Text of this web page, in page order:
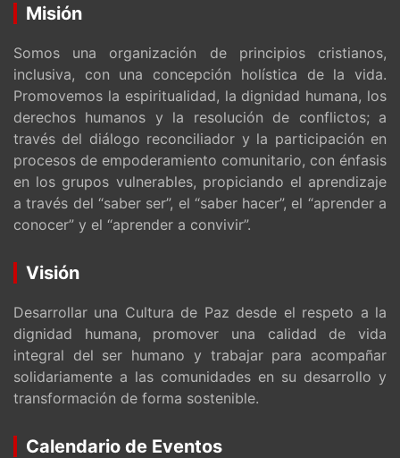
Misión
Somos una organización de principios cristianos,
inclusiva, con una concepción holística de la vida.
Promovemos la espiritualidad, la dignidad humana, los
derechos humanos y la resolución de conflictos; a
través del diálogo reconciliador y la participación en
procesos de empoderamiento comunitario, con énfasis
en los grupos vulnerables, propiciando el aprendizaje
a través del “saber ser”, el “saber hacer”, el “aprender a
conocer” y el “aprender a convivir”.
Visión
Desarrollar una Cultura de Paz desde el respeto a la
dignidad humana, promover una calidad de vida
integral del ser humano y trabajar para acompañar
solidariamente a las comunidades en su desarrollo y
transformación de forma sostenible.
Calendario de Eventos